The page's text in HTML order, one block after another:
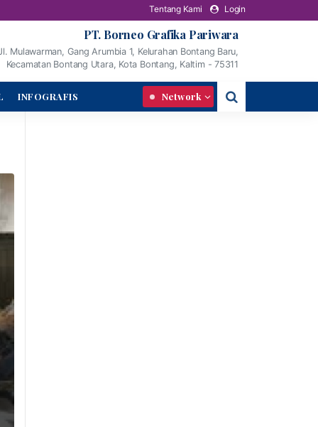
Tentang Kami Login
PT. Borneo Grafika Pariwara
Mulawarman, Gang Arumbia 1, Kelurahan Bontang Baru,
Kecamatan Bontang Utara, Kota Bontang, Kaltim - 75311
INFOGRAFIS Network